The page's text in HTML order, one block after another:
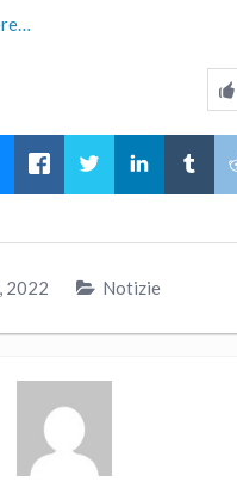
2022 Notizie